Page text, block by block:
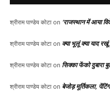
श्रीराम पाण्डेय कोटा on ‘राजस्थान में आया
श्रीराम पाण्डेय कोटा on क्या भूलूं क्या याद
श्रीराम पाण्डेय कोटा on सिक्का फेंको दुबारा
श्रीराम पाण्डेय कोटा on बेजोड़ मूर्तिकला,